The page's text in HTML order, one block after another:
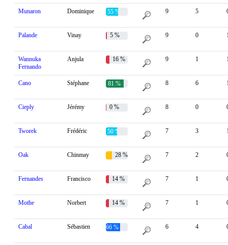
Munaron Dominique 55 % 9 5
Palande Vinay 5 % 9 0
Wannuka
Fernando
Anjula 16 % 9 1
Cano Stéphane 81 % 8 6
Cieply Jérémy 0 % 8 0
Tworek Frédéric 50 % 7 3
Oak Chinmay 28 % 7 2
Fernandes Francisco 14 % 7 1
Mothe Norbert 14 % 7 1
Cabal Sébastien 66 % 6 4